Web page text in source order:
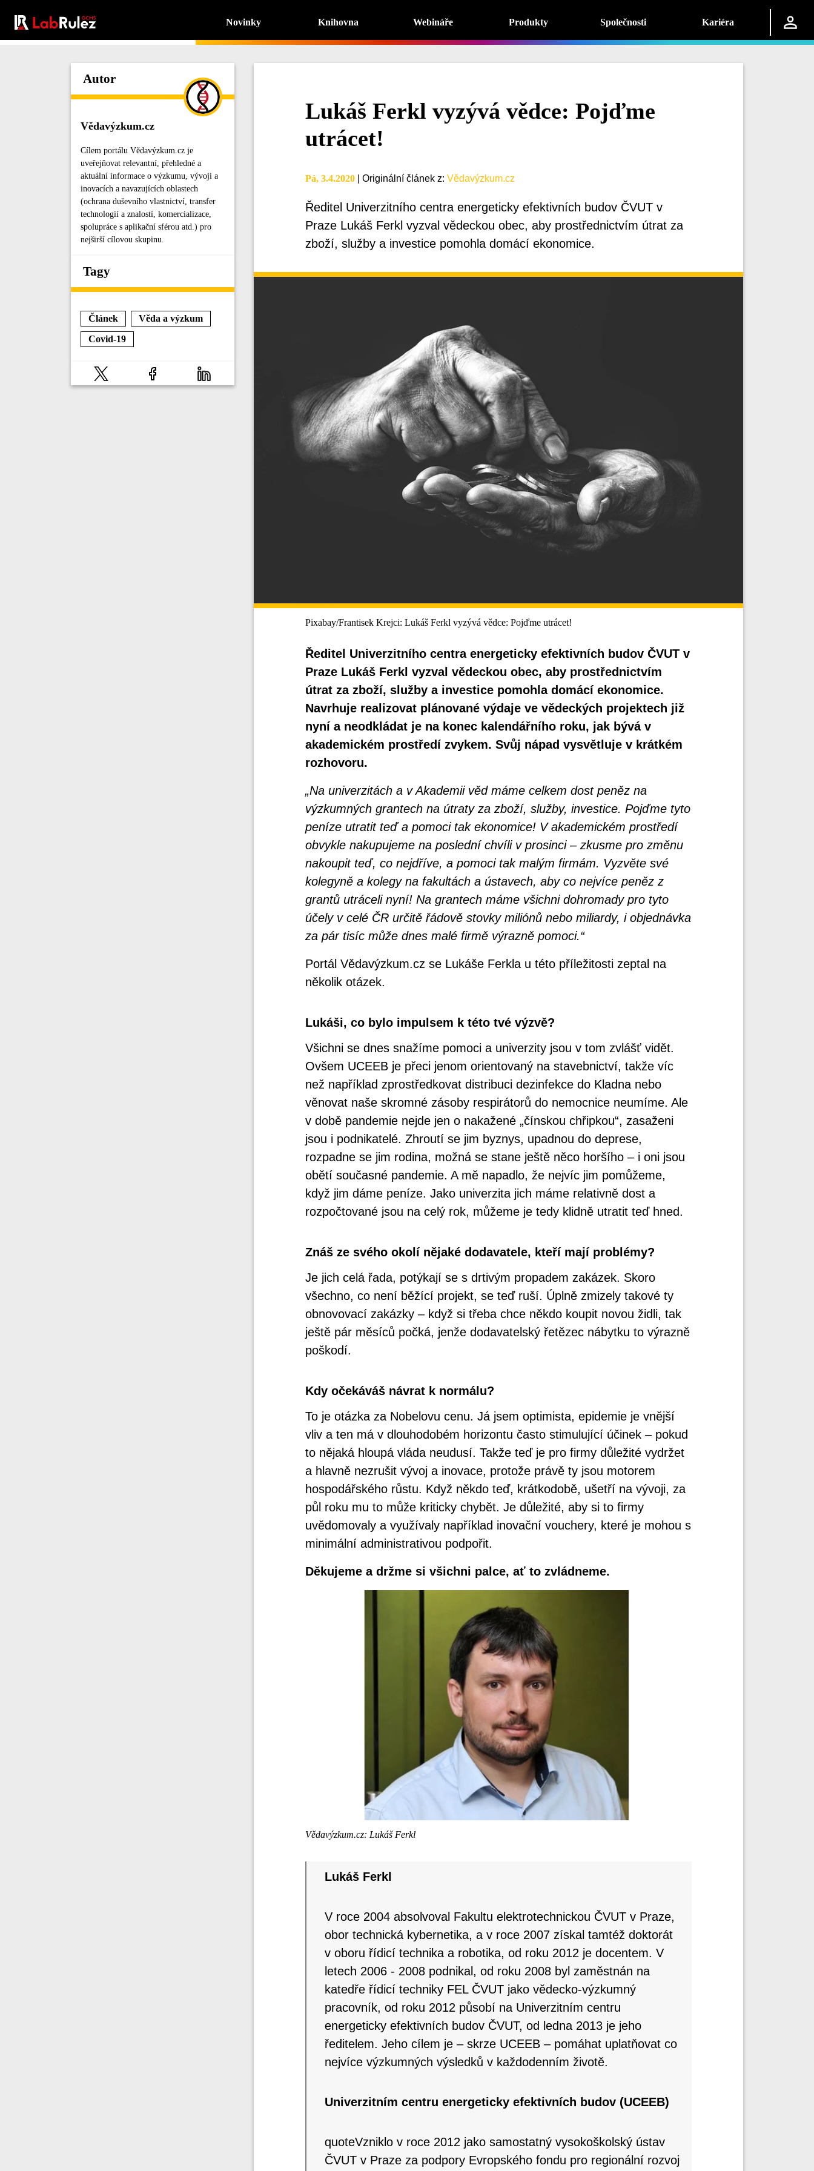
Novinky Knihovna Webináře Produkty Společnosti Kariéra
Autor
Vědavýzkum.cz
Cílem portálu Vědavýzkum.cz je
uveřejňovat relevantní, přehledné a
aktuální informace o výzkumu, vývoji a
inovacích a navazujících oblastech
(ochrana duševního vlastnictví, transfer
technologií a znalostí, komercializace,
spolupráce s aplikační sférou atd.) pro
nejširší cílovou skupinu.
Tagy
Článek
Věda a výzkum
Covid-19
Lukáš Ferkl vyzývá vědce: Pojďme
utrácet!
Pá, 3.4.2020 Originální článek z: Vědavýzkum.cz
Ředitel Univerzitního centra energeticky efektivních budov ČVUT v
Praze Lukáš Ferkl vyzval vědeckou obec, aby prostřednictvím útrat za
zboží, služby a investice pomohla domácí ekonomice.
Pixabay/Frantisek Krejci: Lukáš Ferkl vyzývá vědce: Pojďme utrácet!
Ředitel Univerzitního centra energeticky efektivních budov ČVUT v
Praze Lukáš Ferkl vyzval vědeckou obec, aby prostřednictvím
útrat za zboží, služby a investice pomohla domácí ekonomice.
Navrhuje realizovat plánované výdaje ve vědeckých projektech již
nyní a neodkládat je na konec kalendářního roku, jak bývá v
akademickém prostředí zvykem. Svůj nápad vysvětluje v krátkém
rozhovoru.
„Na univerzitách a v Akademii věd máme celkem dost peněz na
výzkumných grantech na útraty za zboží, služby, investice. Pojďme tyto
peníze utratit teď a pomoci tak ekonomice! V akademickém prostředí
obvykle nakupujeme na poslední chvíli v prosinci – zkusme pro změnu
nakoupit teď, co nejdříve, a pomoci tak malým firmám. Vyzvěte své
kolegyně a kolegy na fakultách a ústavech, aby co nejvíce peněz z
grantů utráceli nyní! Na grantech máme všichni dohromady pro tyto
účely v celé ČR určitě řádově stovky miliónů nebo miliardy, i objednávka
za pár tisíc může dnes malé firmě výrazně pomoci.“
Portál Vědavýzkum.cz se Lukáše Ferkla u této příležitosti zeptal na
několik otázek.
Lukáši, co bylo impulsem k této tvé výzvě?
Všichni se dnes snažíme pomoci a univerzity jsou v tom zvlášť vidět.
Ovšem UCEEB je přeci jenom orientovaný na stavebnictví, takže víc
než například zprostředkovat distribuci dezinfekce do Kladna nebo
věnovat naše skromné zásoby respirátorů do nemocnice neumíme. Ale
v době pandemie nejde jen o nakažené „čínskou chřipkou“, zasaženi
jsou i podnikatelé. Zhroutí se jim byznys, upadnou do deprese,
rozpadne se jim rodina, možná se stane ještě něco horšího – i oni jsou
obětí současné pandemie. A mě napadlo, že nejvíc jim pomůžeme,
když jim dáme peníze. Jako univerzita jich máme relativně dost a
rozpočtované jsou na celý rok, můžeme je tedy klidně utratit teď hned.
Znáš ze svého okolí nějaké dodavatele, kteří mají problémy?
Je jich celá řada, potýkají se s drtivým propadem zakázek. Skoro
všechno, co není běžící projekt, se teď ruší. Úplně zmizely takové ty
obnovovací zakázky – když si třeba chce někdo koupit novou židli, tak
ještě pár měsíců počká, jenže dodavatelský řetězec nábytku to výrazně
poškodí.
Kdy očekáváš návrat k normálu?
To je otázka za Nobelovu cenu. Já jsem optimista, epidemie je vnější
vliv a ten má v dlouhodobém horizontu často stimulující účinek – pokud
to nějaká hloupá vláda neudusí. Takže teď je pro firmy důležité vydržet
a hlavně nezrušit vývoj a inovace, protože právě ty jsou motorem
hospodářského růstu. Když někdo teď, krátkodobě, ušetří na vývoji, za
půl roku mu to může kriticky chybět. Je důležité, aby si to firmy
uvědomovaly a využívaly například inovační vouchery, které je mohou s
minimální administrativou podpořit.
Děkujeme a držme si všichni palce, ať to zvládneme.
Vědavýzkum.cz: Lukáš Ferkl
Lukáš Ferkl
V roce 2004 absolvoval Fakultu elektrotechnickou ČVUT v Praze,
obor technická kybernetika, a v roce 2007 získal tamtéž doktorát
v oboru řídicí technika a robotika, od roku 2012 je docentem. V
letech 2006 - 2008 podnikal, od roku 2008 byl zaměstnán na
katedře řídicí techniky FEL ČVUT jako vědecko-výzkumný
pracovník, od roku 2012 působí na Univerzitním centru
energeticky efektivních budov ČVUT, od ledna 2013 je jeho
ředitelem. Jeho cílem je – skrze UCEEB – pomáhat uplatňovat co
nejvíce výzkumných výsledků v každodenním životě.
Univerzitním centru energeticky efektivních budov (UCEEB)
quoteVzniklo v roce 2012 jako samostatný vysokoškolský ústav
ČVUT v Praze za podpory Evropského fondu pro regionální rozvoj